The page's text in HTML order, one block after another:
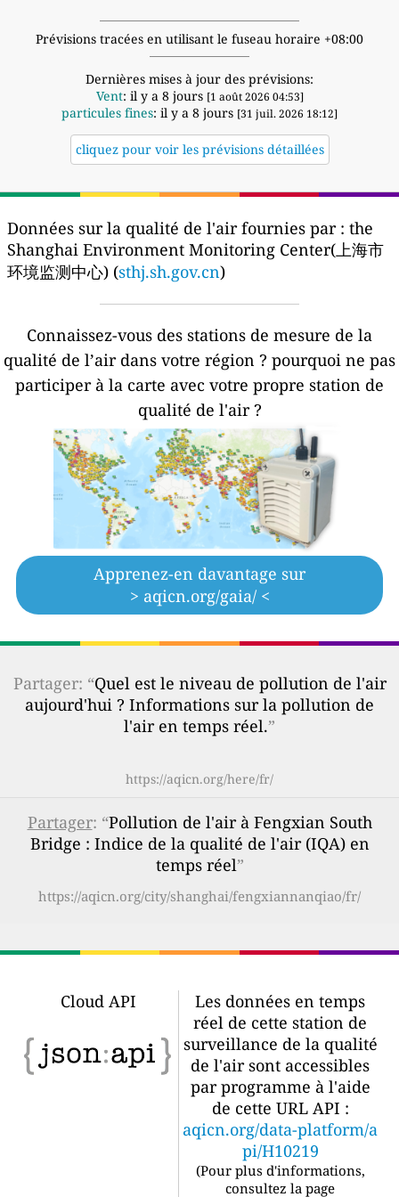
Prévisions tracées en utilisant le fuseau horaire +08:00
Dernières mises à jour des prévisions:
Vent: il y a 8 jours [1 août 2026 04:53]
particules fines: il y a 8 jours [31 juil. 2026 18:12]
cliquez pour voir les prévisions détaillées
Données sur la qualité de l'air fournies par : the
Shanghai Environment Monitoring Center(上海市
环境监测中心) (sthj.sh.gov.cn)
Connaissez-vous des stations de mesure de la
qualité de l’air dans votre région ? pourquoi ne pas
participer à la carte avec votre propre station de
qualité de l'air ?
Apprenez-en davantage sur
> aqicn.org/gaia/ <
Partager: “Quel est le niveau de pollution de l'air
aujourd'hui ? Informations sur la pollution de
l'air en temps réel.”
https://aqicn.org/here/fr/
Partager: “Pollution de l'air à Fengxian South
Bridge : Indice de la qualité de l'air (IQA) en
temps réel”
https://aqicn.org/city/shanghai/fengxiannanqiao/fr/
Cloud API
Les données en temps
réel de cette station de
surveillance de la qualité
de l'air sont accessibles
par programme à l'aide
de cette URL API :
aqicn.org/data-platform/a
pi/H10219
(Pour plus d'informations,
consultez la page